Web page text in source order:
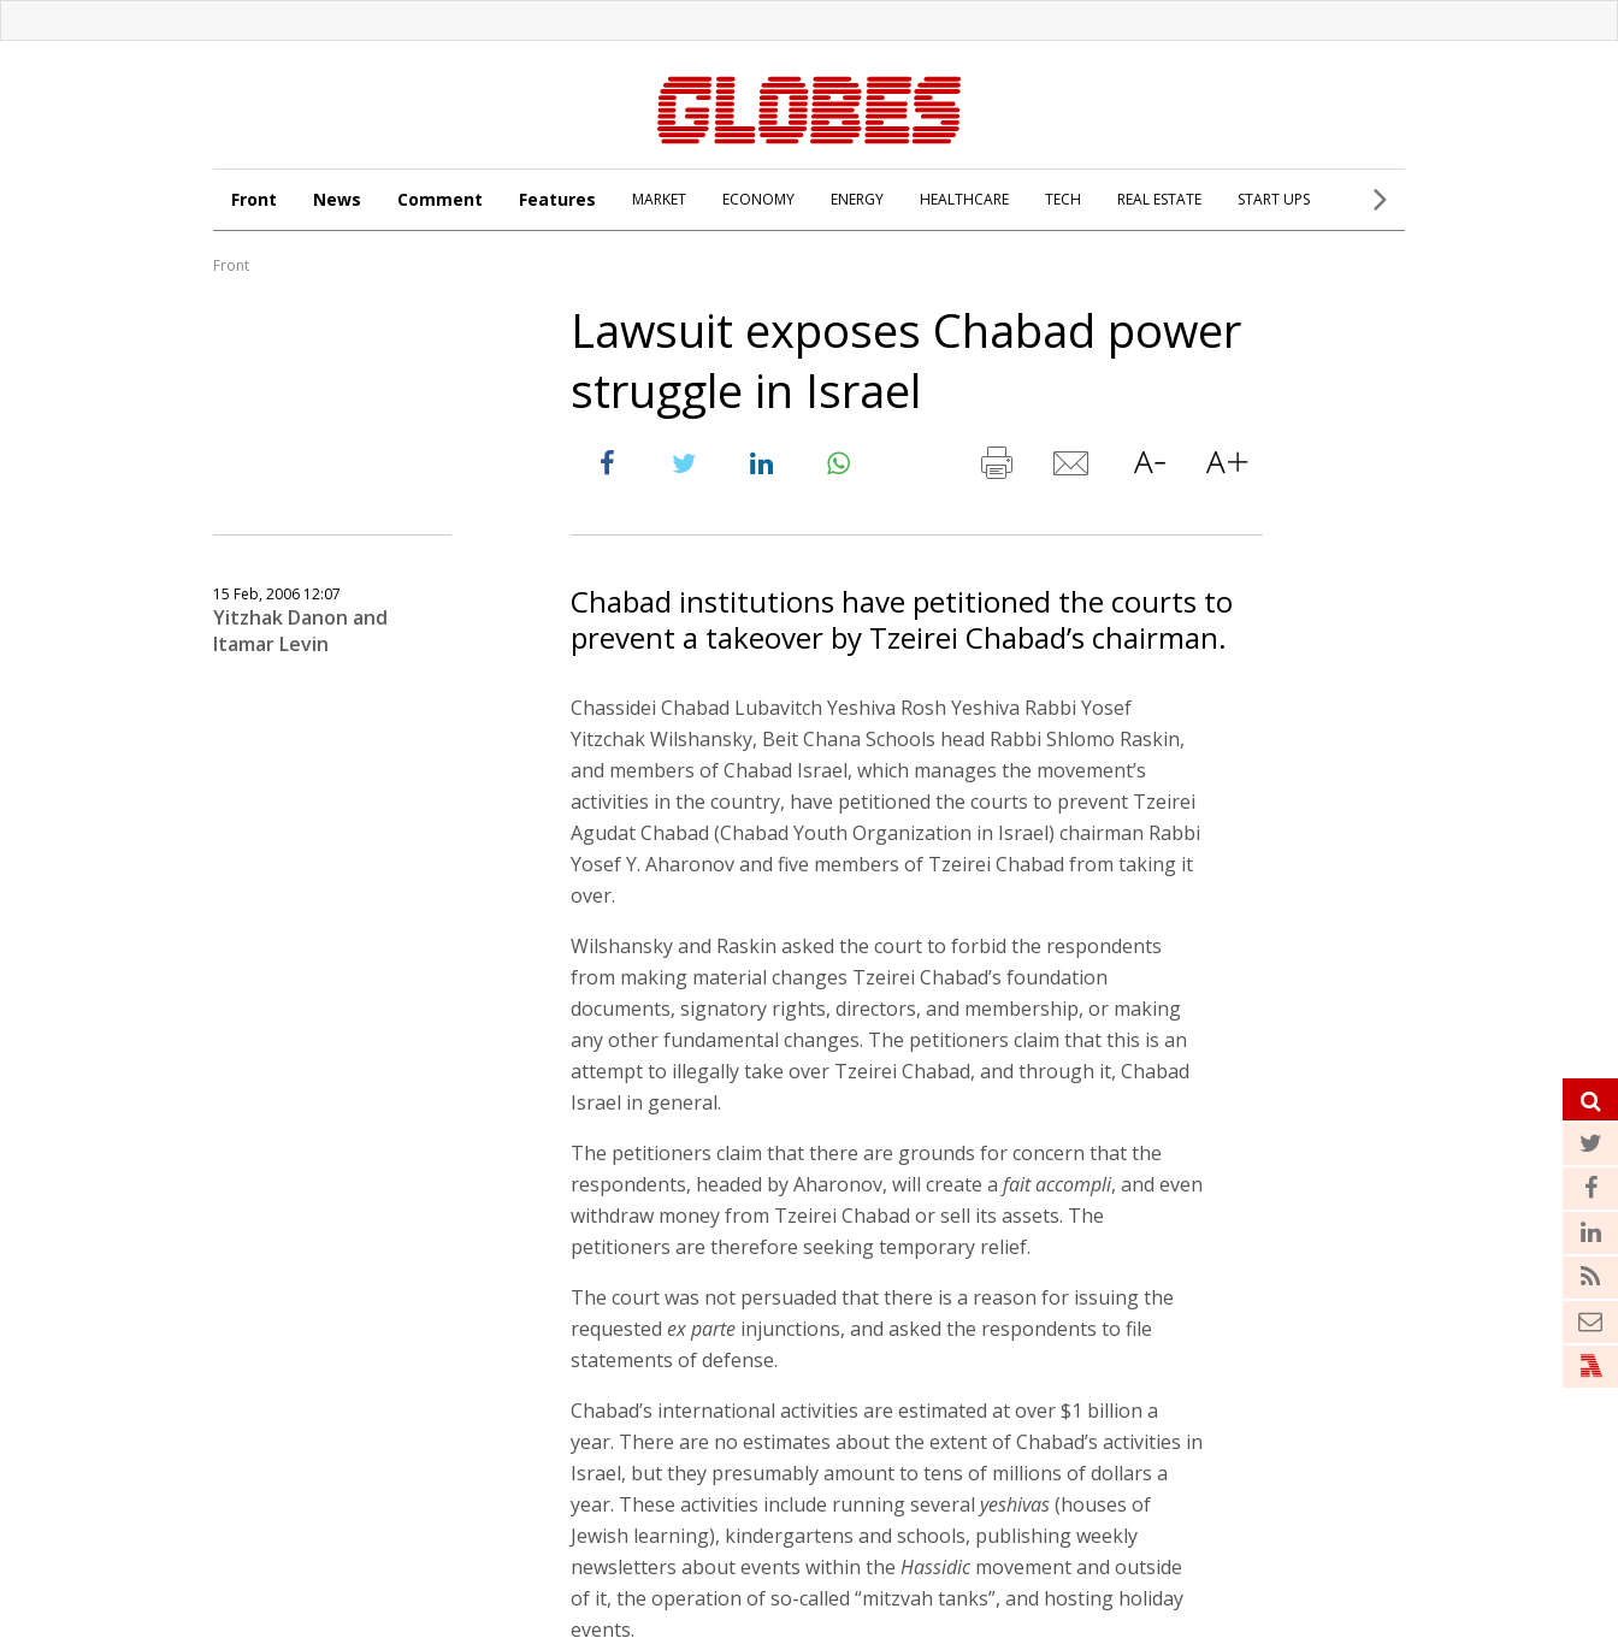
Front News Comment Features MARKET ECONOMY ENERGY HEALTHCARE TECH REAL ESTATE START UPS
Front
Lawsuit exposes Chabad power
struggle in Israel
15 Feb, 2006 12:07
Yitzhak Danon and
Itamar Levin
Chabad institutions have petitioned the courts to
prevent a takeover by Tzeirei Chabad’s chairman.
Chassidei Chabad Lubavitch Yeshiva Rosh Yeshiva Rabbi Yosef
Yitzchak Wilshansky, Beit Chana Schools head Rabbi Shlomo Raskin,
and members of Chabad Israel, which manages the movement’s
activities in the country, have petitioned the courts to prevent Tzeirei
Agudat Chabad (Chabad Youth Organization in Israel) chairman Rabbi
Yosef Y. Aharonov and five members of Tzeirei Chabad from taking it
over.
Wilshansky and Raskin asked the court to forbid the respondents
from making material changes Tzeirei Chabad’s foundation
documents, signatory rights, directors, and membership, or making
any other fundamental changes. The petitioners claim that this is an
attempt to illegally take over Tzeirei Chabad, and through it, Chabad
Israel in general.
The petitioners claim that there are grounds for concern that the
respondents, headed by Aharonov, will create a fait accompli, and even
withdraw money from Tzeirei Chabad or sell its assets. The
petitioners are therefore seeking temporary relief.
The court was not persuaded that there is a reason for issuing the
requested ex parte injunctions, and asked the respondents to file
statements of defense.
Chabad’s international activities are estimated at over $1 billion a
year. There are no estimates about the extent of Chabad’s activities in
Israel, but they presumably amount to tens of millions of dollars a
year. These activities include running several yeshivas(houses of
Jewish learning), kindergartens and schools, publishing weekly
newsletters about events within the Hassidicmovement and outside
of it, the operation of so-called “mitzvah tanks”, and hosting holiday
events.